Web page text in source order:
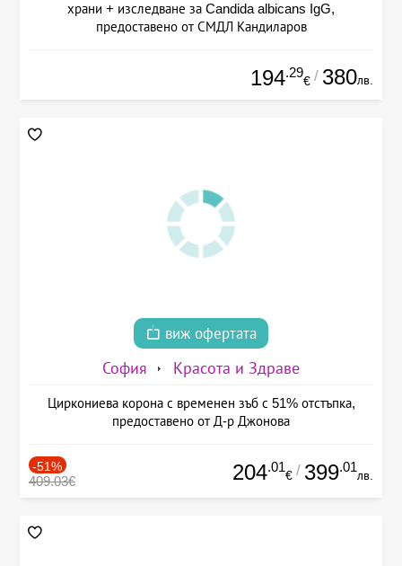
храни + изследване за Candida albicans IgG,
предоставено от СМДЛ Кандиларов
194.29
€ / 380лв.
виж офертата
София Красота и Здраве
Циркониева корона с временен зъб с 51% отстъпка,
предоставено от Д-р Джонова
-51%
409.03€ 204.01
€ / 399.01
лв.